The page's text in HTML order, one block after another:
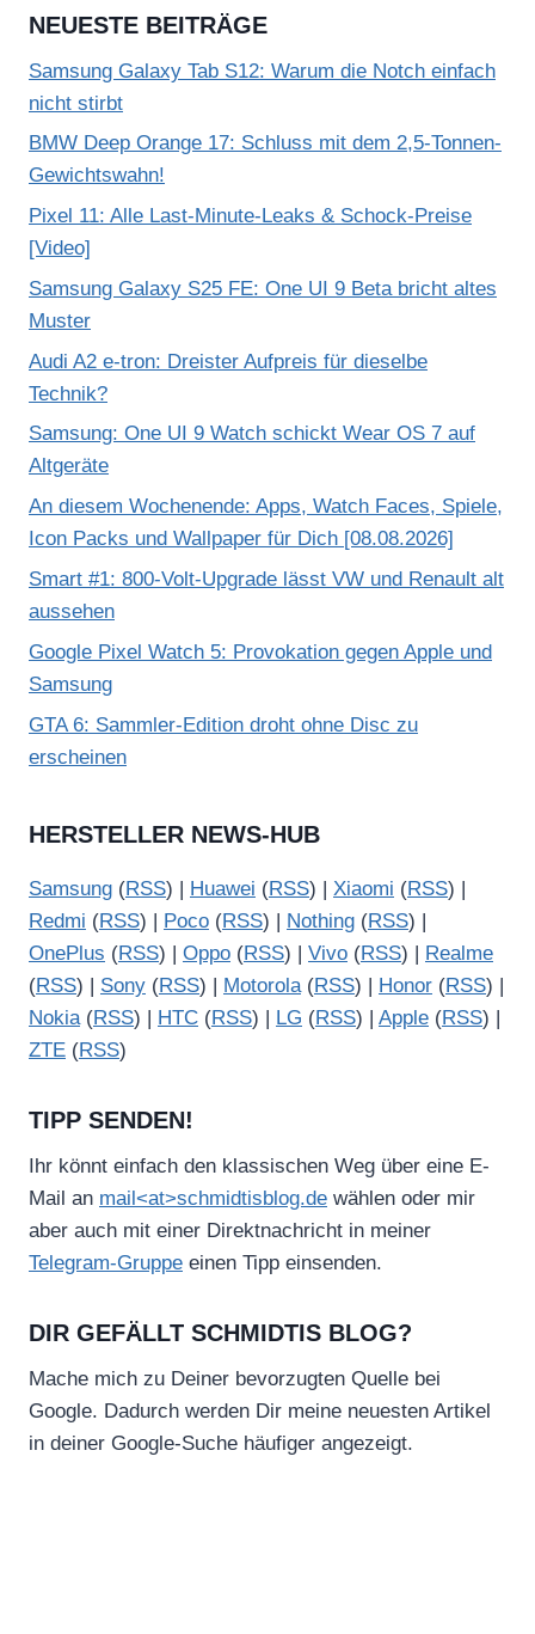
NEUESTE BEITRÄGE
Samsung Galaxy Tab S12: Warum die Notch einfach
nicht stirbt
BMW Deep Orange 17: Schluss mit dem 2,5-Tonnen-
Gewichtswahn!
Pixel 11: Alle Last-Minute-Leaks & Schock-Preise
[Video]
Samsung Galaxy S25 FE: One UI 9 Beta bricht altes
Muster
Audi A2 e-tron: Dreister Aufpreis für dieselbe
Technik?
Samsung: One UI 9 Watch schickt Wear OS 7 auf
Altgeräte
An diesem Wochenende: Apps, Watch Faces, Spiele,
Icon Packs und Wallpaper für Dich [08.08.2026]
Smart #1: 800-Volt-Upgrade lässt VW und Renault alt
aussehen
Google Pixel Watch 5: Provokation gegen Apple und
Samsung
GTA 6: Sammler-Edition droht ohne Disc zu
erscheinen
HERSTELLER NEWS-HUB
Samsung (RSS) | Huawei (RSS) | Xiaomi (RSS) |
Redmi (RSS) | Poco (RSS) | Nothing (RSS) |
OnePlus (RSS) | Oppo (RSS) | Vivo (RSS) |
Realme
(RSS) | Sony (RSS) | Motorola(RSS) | Honor (RSS) |
Nokia(RSS) | HTC (RSS) | LG (RSS) | Apple (RSS) |
ZTE (RSS)
TIPP SENDEN!
Ihr könnt einfach den klassischen Weg über eine E-
Mail an mail<at>schmidtisblog.de wählen oder mir
aber auch mit einer Direktnachricht in meiner
Telegram-Gruppe einen Tipp einsenden.
DIR GEFÄLLT SCHMIDTIS BLOG?
Mache mich zu Deiner bevorzugten Quelle bei
Google. Dadurch werden Dir meine neuesten Artikel
in deiner Google-Suche häufiger angezeigt.